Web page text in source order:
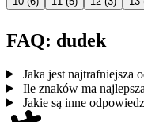
FAQ: dudek
Jaka jest najtrafniejsza
Ile znaków ma
Jakie są inne